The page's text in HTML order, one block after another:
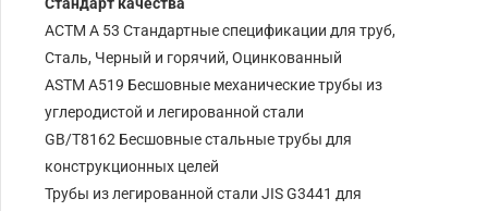
АСТМ А 53 Стандартные спецификации для труб,
Сталь, Черный и горячий, Оцинкованный
ASTM A519 Бесшовные механические трубы из
углеродистой и легированной стали
GB/T8162 Бесшовные стальные трубы для
конструкционных целей
Трубы из легированной стали JIS G3441 для